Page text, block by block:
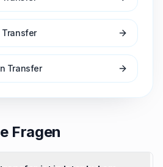
Transfer
Transfer
Fragen